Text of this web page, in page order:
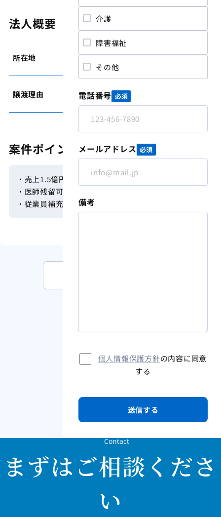
法人概要
所在地 大阪府
譲渡理由 後継者不在
案件ポイント
・売上1.5億円超の高収益案件
・医師残留可能（一定期間）
・従業員補充不要
介護
障害福祉
その他
電話番号 必須
メールアドレス 必須
備考
個人情報保護方針の内容に同意
する
Contact
まずはご相談くださ
い